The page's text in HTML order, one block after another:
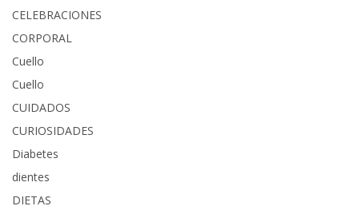
CELEBRACIONES
CORPORAL
Cuello
Cuello
CUIDADOS
CURIOSIDADES
Diabetes
dientes
DIETAS